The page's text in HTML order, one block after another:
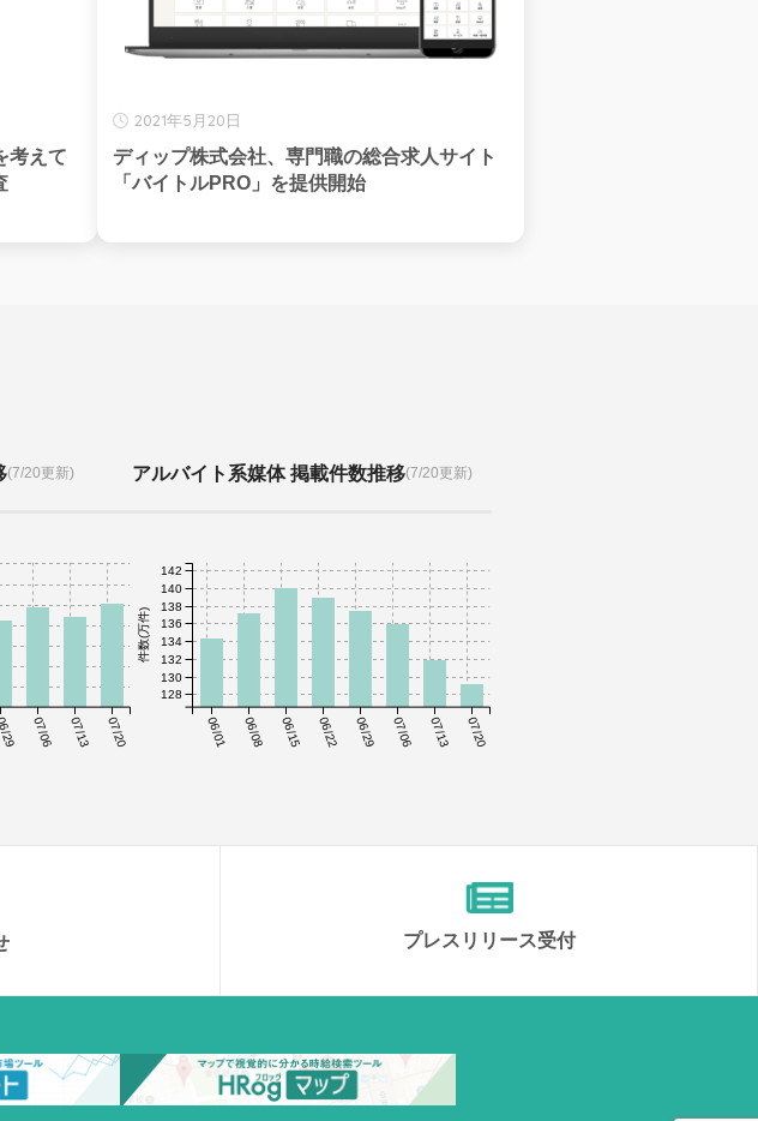
考えて
2021年5月20日
ディップ株式会社、専門職の総合求人サイト
「バイトルPRO」を提供開始
(7/20更新)
29 07/06 07/13 07/20
アルバイト系媒体 掲載件数推移(7/20更新)
06/01 06/08 06/15 06/22 06/29 07/06 07/13 07/20
件数(万件)
128
130
132
134
136
138
140
142
プレスリリース受付